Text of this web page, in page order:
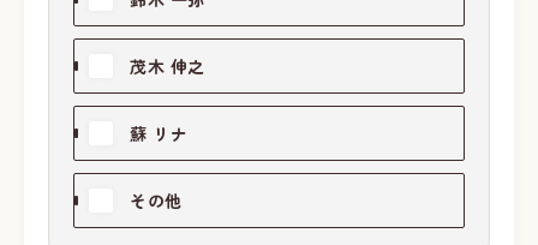
茂木 伸之
蘇 リナ
その他